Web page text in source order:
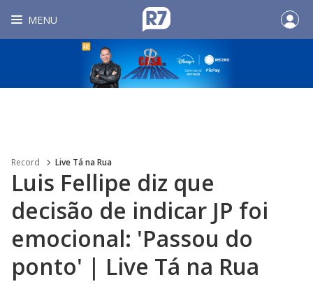
MENU
Record Live Tá na Rua
Luis Fellipe diz que
decisão de indicar JP foi
emocional: 'Passou do
ponto' | Live Tá na Rua